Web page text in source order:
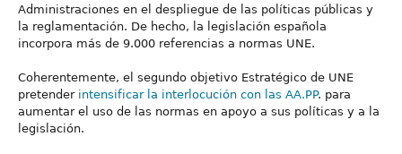
Administraciones en el despliegue de las políticas públicas y
la reglamentación. De hecho, la legislación española
incorpora más de 9.000 referencias a normas UNE.
Coherentemente, el segundo objetivo Estratégico de UNE
pretender intensificar la interlocución con las AA.PP. para
aumentar el uso de las normas en apoyo a sus políticas y a la
legislación.